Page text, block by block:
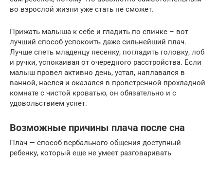
во взрослой жизни уже стать не сможет.
Прижать малыша к себе и гладить по спинке – вот
лучший способ успокоить даже сильнейший плач.
Лучше спеть младенцу песенку, погладить головку, лоб
и ручки, успокаивая от очередного расстройства. Если
малыш провел активно день, устал, наплавался в
ванной, наелся и оказался в проветренной прохладной
комнате с чистой кроватью, он обязательно и с
удовольствием уснет.
Возможные причины плача после сна
Плач — способ вербального общения доступный
ребенку, который еще не умеет разговаривать